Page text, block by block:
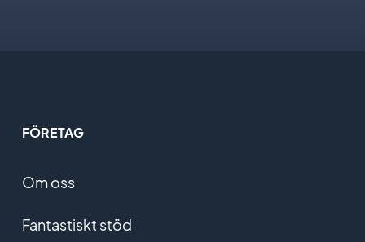
FÖRETAG
Om oss
Fantastiskt stöd